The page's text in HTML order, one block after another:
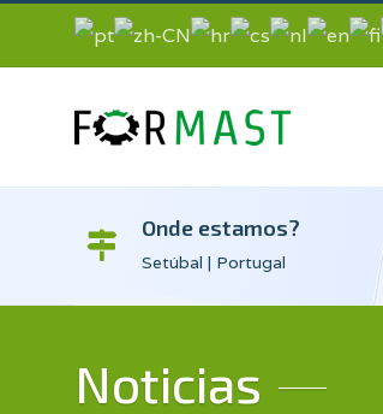
Onde estamos?
Setúbal | Portugal
Noticias